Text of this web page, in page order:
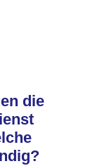
die